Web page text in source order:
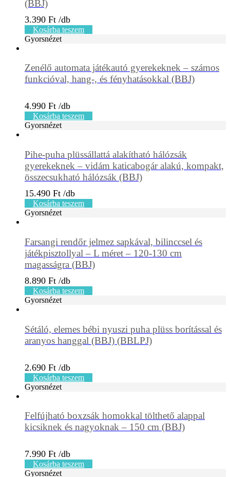
(BBJ)
3.390 Ft
Kosárba teszem
Gyorsnézet
Zenélő automata játékautó gyerekeknek – számos
funkcióval, hang-, és fényhatásokkal (BBJ)
4.990 Ft
Kosárba teszem
Gyorsnézet
Pihe-puha plüssállattá alakítható hálózsák
gyerekeknek – vidám katicabogár alakú, kompakt,
összecsukható hálózsák (BBJ)
15.490 Ft
Kosárba teszem
Gyorsnézet
Farsangi rendőr jelmez sapkával, bilinccsel és
játékpisztollyal – L méret – 120-130 cm
magasságra (BBJ)
8.890 Ft
Kosárba teszem
Gyorsnézet
Sétáló, elemes bébi nyuszi puha plüss borítással és
aranyos hanggal (BBJ) (BBLPJ)
2.690 Ft
Kosárba teszem
Gyorsnézet
Felfújható boxzsák homokkal tölthető alappal
kicsiknek és nagyoknak – 150 cm (BBJ)
7.990 Ft
Kosárba teszem
Gyorsnézet